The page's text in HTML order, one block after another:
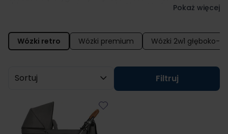
dziecięce z pewnością pozwolą Ci wyróżnić się podczas
preferujesz ubrania stylizowane na stroje z dawnych epok
lub lubisz bawić się modą.
Pokaż więcej
Wózki retro Wózki premium Wózki 2w1 głęboko-
Sortuj wg
Filtruj